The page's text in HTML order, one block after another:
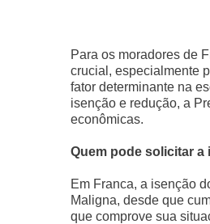
Para os moradores de
crucial, especialmente
fator determinante na
isenção e redução, a
econômicas.
Quem pode solicitar a
Em Franca, a isenção
Maligna, desde que
que comprove sua